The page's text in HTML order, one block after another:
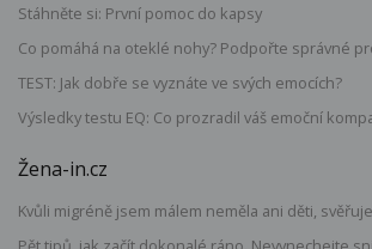
Stáhněte si: První pomoc do kapsy
Co pomáhá na oteklé nohy? Podpořte správné
TEST: Jak dobře se vyznáte ve svých emocích?
Výsledky testu EQ: Co prozradil váš emoční
Žena-in.cz
Kvůli migréně jsem málem neměla ani děti,